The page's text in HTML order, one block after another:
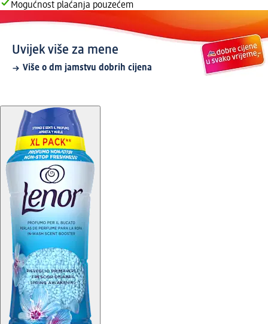
Mogućnost plaćanja pouzećem
Uvijek više za mene
Više o dm jamstvu dobrih cijena